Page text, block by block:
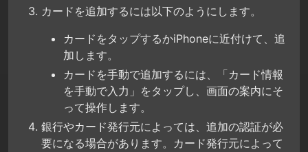
カードを追加するには以下のようにします。
カードをタップするかiPhoneに近付けて、追
加します。
カードを手動で追加するには、「カード情報
を手動で入力」をタップし、画面の案内にそ
って操作します。
銀行やカード発行元によっては、追加の認証が必
要になる場合があります。カード発行元によって